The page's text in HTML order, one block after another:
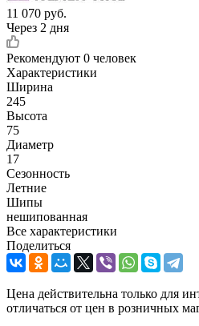
11 070 руб.
Через 2 дня
Рекомендуют 0 человек
Характеристики
Ширина
245
Высота
75
Диаметр
17
Сезонность
Летние
Шипы
нешипованная
Все характеристики
Поделиться
Цена действительна только для
отличаться от цен в розничных